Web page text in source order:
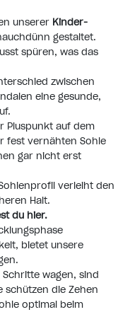
unserer Kinder-
gestaltet.
spüren, was das
zwischen
eine gesunde,
Pluspunkt auf dem
fest vernähten Sohle
gar nicht erst
verleiht den
Halt.
du hier.
bietet unsere
wagen, sind
schützen die Zehen
optimal beim